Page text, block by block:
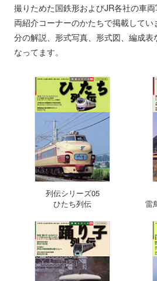
撮りためた国鉄形およびJR各社の車
両紹介コーナーのかたちで掲載して
分の解説、形式写真、形式図、編成表
なってます。
列伝シリーズ05
ひたち列伝
雷